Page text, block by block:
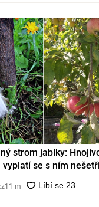
strom jablky:
se s ním
11 m